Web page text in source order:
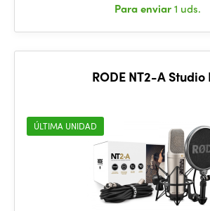
Para enviar1 uds.
RODE NT2-A Studio
ÚLTIMA UNIDAD